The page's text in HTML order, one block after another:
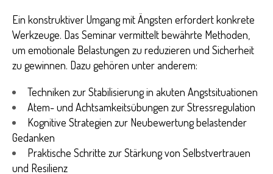
Ein konstruktiver Umgang mit Ängsten erfordert konkrete
Werkzeuge. Das Seminar vermittelt bewährte Methoden,
um emotionale Belastungen zu reduzieren und Sicherheit
zu gewinnen. Dazu gehören unter anderem:
Techniken zur Stabilisierung in akuten Angstsituationen
Atem- und Achtsamkeitsübungen zur Stressregulation
Kognitive Strategien zur Neubewertung belastender
Gedanken
Praktische Schritte zur Stärkung von Selbstvertrauen
und Resilienz